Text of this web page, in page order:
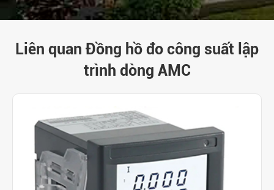
Liên quan Đồng hồ đo công suất lập
trình dòng AMC